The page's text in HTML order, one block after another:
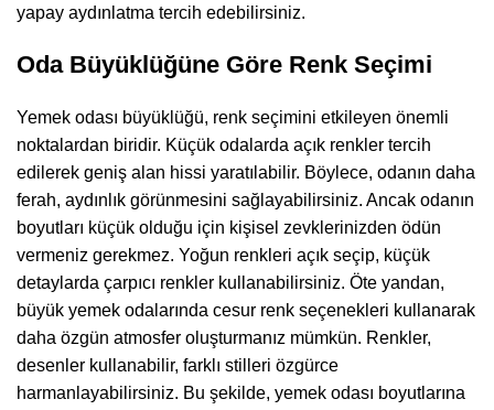
yapay aydınlatma tercih edebilirsiniz.
Oda Büyüklüğüne Göre Renk Seçimi
Yemek odası büyüklüğü, renk seçimini etkileyen önemli
noktalardan biridir. Küçük odalarda açık renkler tercih
edilerek geniş alan hissi yaratılabilir. Böylece, odanın daha
ferah, aydınlık görünmesini sağlayabilirsiniz. Ancak odanın
boyutları küçük olduğu için kişisel zevklerinizden ödün
vermeniz gerekmez. Yoğun renkleri açık seçip, küçük
detaylarda çarpıcı renkler kullanabilirsiniz. Öte yandan,
büyük yemek odalarında cesur renk seçenekleri kullanarak
daha özgün atmosfer oluşturmanız mümkün. Renkler,
desenler kullanabilir, farklı stilleri özgürce
harmanlayabilirsiniz. Bu şekilde, yemek odası boyutlarına